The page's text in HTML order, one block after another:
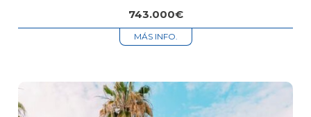
743.000€
MÁS INFO.